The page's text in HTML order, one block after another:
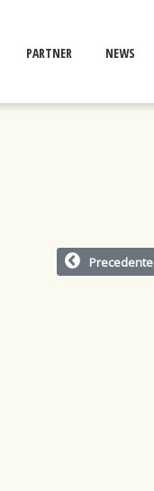
PARTNER NEWS
Precedente